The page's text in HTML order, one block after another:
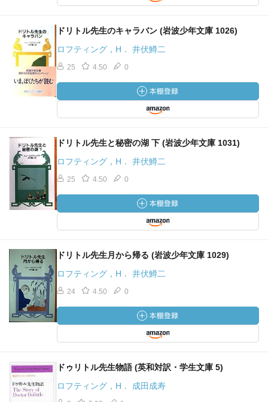
ドリトル先生のキャラバン (岩波少年文庫 1026)
ロフティング，H． 井伏鱒二
25 4.50 0
ドリトル先生と秘密の湖 下 (岩波少年文庫 1031)
ロフティング，H． 井伏鱒二
25 4.50 0
ドリトル先生月から帰る (岩波少年文庫 1029)
ロフティング，H． 井伏鱒二
24 4.50 0
ドゥリトル先生物語 (英和対訳・学生文庫 5)
ロフティング，H． 成田成寿